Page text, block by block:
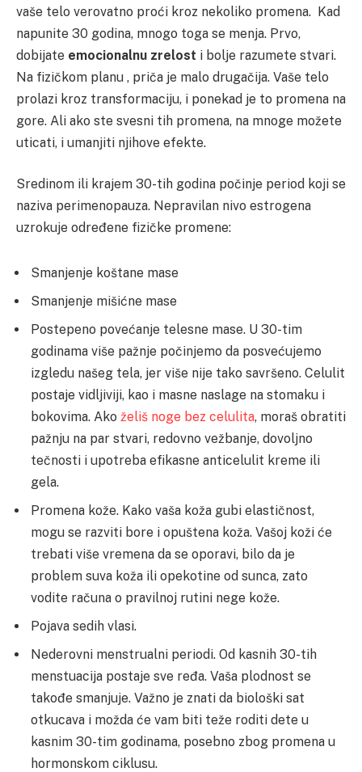
vaše telo verovatno proći kroz nekoliko promena. Kad
napunite 30 godina, mnogo toga se menja. Prvo,
dobijate emocionalnu zrelost i bolje razumete stvari.
Na fizičkom planu , priča je malo drugačija. Vaše telo
prolazi kroz transformaciju, i ponekad je to promena na
gore. Ali ako ste svesni tih promena, na mnoge možete
uticati, i umanjiti njihove efekte.
Sredinom ili krajem 30-tih godina počinje period koji se
naziva perimenopauza. Nepravilan nivo estrogena
uzrokuje određene fizičke promene:
Smanjenje koštane mase
Smanjenje mišićne mase
Postepeno povećanje telesne mase. U 30-tim
godinama više pažnje počinjemo da posvećujemo
izgledu našeg tela, jer više nije tako savršeno. Celulit
postaje vidljiviji, kao i masne naslage na stomaku i
bokovima. Ako želiš noge bez celulita, moraš obratiti
pažnju na par stvari, redovno vežbanje, dovoljno
tečnosti i upotreba efikasne anticelulit kreme ili
gela.
Promena kože. Kako vaša koža gubi elastičnost,
mogu se razviti bore i opuštena koža. Vašoj koži će
trebati više vremena da se oporavi, bilo da je
problem suva koža ili opekotine od sunca, zato
vodite računa o pravilnoj rutini nege kože.
Pojava sedih vlasi.
Nederovni menstrualni periodi. Od kasnih 30-tih
menstuacija postaje sve ređa. Vaša plodnost se
takođe smanjuje. Važno je znati da biološki sat
otkucava i možda će vam biti teže roditi dete u
kasnim 30-tim godinama, posebno zbog promena u
hormonskom ciklusu.